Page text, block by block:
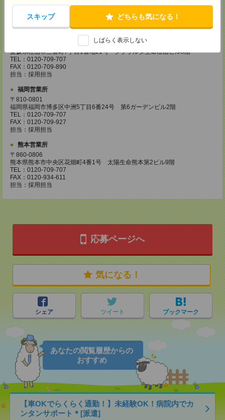
スキップ どちらも気になる！
しばらく表示しない
TEL：0120-709-707
FAX：0120-934-504
担当：採用担当
愛媛県松山市三番町7丁目1番地21号 ジブラルタ生命松山ビル8階
TEL：0120-709-707
FAX：0120-709-890
担当：採用担当
福岡営業所
〒810-0801
福岡県福岡市博多区中洲5丁目6番24号 第6ガーデンビル2階
TEL：0120-709-707
FAX：0120-709-927
担当：採用担当
熊本営業所
〒860-0806
熊本県熊本市中央区花畑町4番1号 太陽生命熊本第2ビル9階
TEL：0120-709-707
FAX：0120-934-611
担当：採用担当
応募ページへ
気になる！
シェア ツイート ブックマーク
あなたの閲覧履歴からの
おすすめ
【車OKでらくらく通勤！】未経験OK！病院内でカ
ンタンサポート＊[派遣]